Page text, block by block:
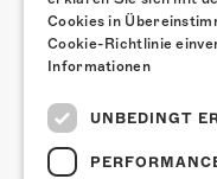
FRISCH
Am Sonntag,
Cookies in
Cookie-Richtlinie
Informationen
UNBEDINGT